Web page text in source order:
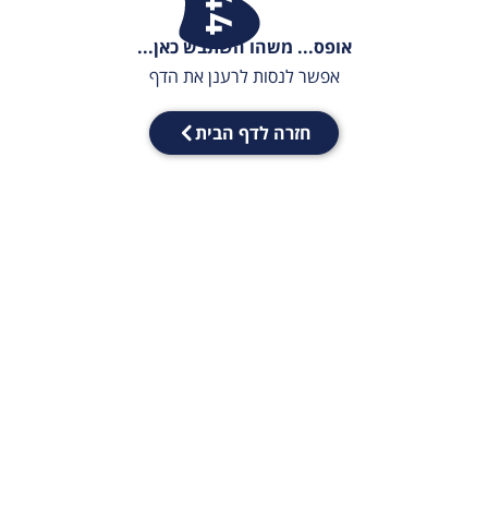
אופס... משהו השתבש כאן...
אפשר לנסות לרענן את הדף
חזרה לדף הבית